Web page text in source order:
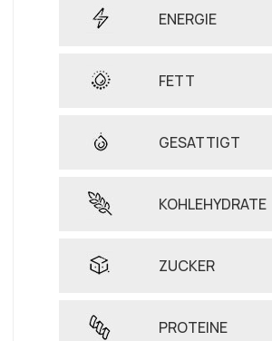
ENERGIE
FETT
GESATTIGT
KOHLEHYDRATE
ZUCKER
PROTEINE